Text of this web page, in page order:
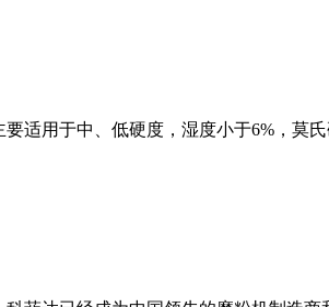
适用于中、低硬度，湿度小于6%，莫